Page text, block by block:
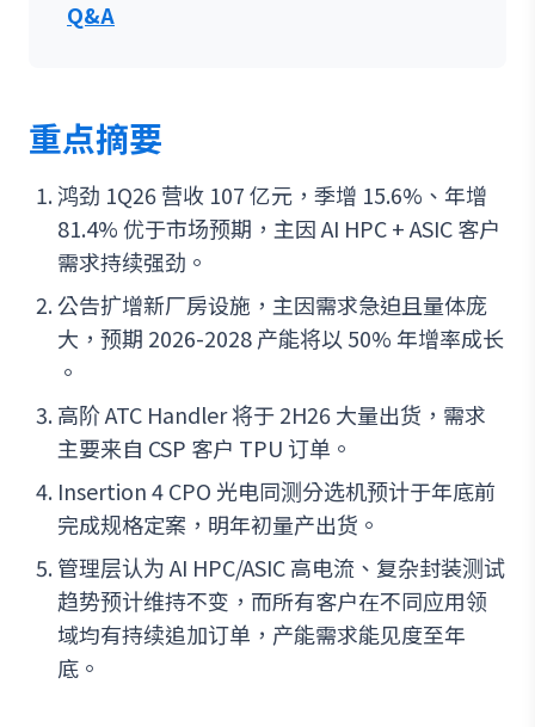
Q&A
重点摘要
鸿劲 1Q26 营收 107 亿元，季增 15.6%、年增
81.4% 优于市场预期，主因 AI HPC + ASIC 客户
需求持续强劲。
公告扩增新厂房设施，主因需求急迫且量体庞
大，预期 2026-2028 产能将以 50% 年增率成长
。
高阶 ATC Handler 将于 2H26 大量出货，需求
主要来自 CSP 客户 TPU 订单。
Insertion 4 CPO 光电同测分选机预计于年底前
完成规格定案，明年初量产出货。
管理层认为 AI HPC/ASIC 高电流、复杂封装测试
趋势预计维持不变，而所有客户在不同应用领
域均有持续追加订单，产能需求能见度至年
底。